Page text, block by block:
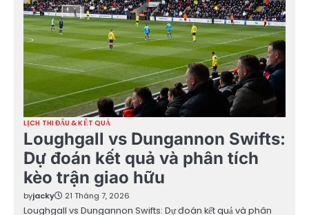
LỊCH THI ĐẤU & KẾT QUẢ
Loughgall vs Dungannon Swifts:
Dự đoán kết quả và phân tích
kèo trận giao hữu
byjacky 21 Tháng 7, 2026
Loughgall vs Dungannon Swifts: Dự đoán kết quả và phân